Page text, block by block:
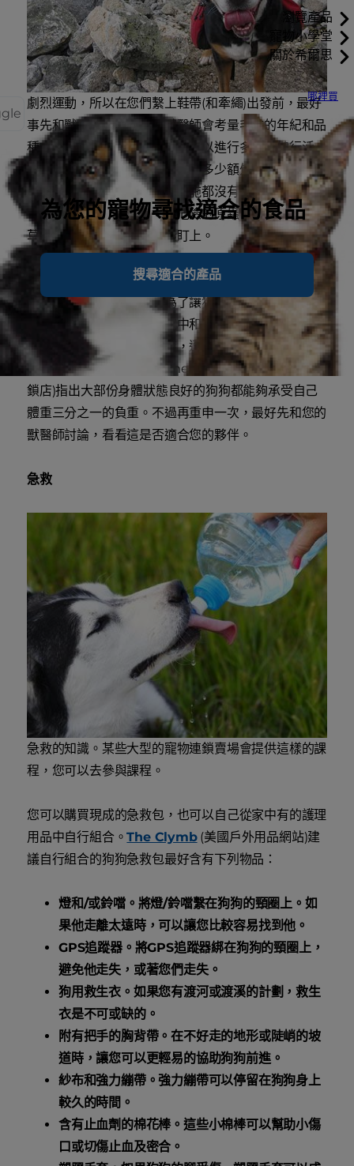
瀏覽產品
寵物小學堂
關於希爾思
哪裡買
為您的寵物尋找適合的食品
搜尋適合的產品
劇烈運動，所以在您們繫上鞋帶(和牽繩)出發前，最好
事先和獸醫師諮詢一下。獸醫師會考量毛孩的年紀和品
種，告訴您這位毛絨絨的同伴可以進行多久的健行活
動，還有健行的日子裡需要補充多少額外的熱量。記得
確保疫苗和其他的預防保健措施都沒有過期，因為他們
可能會因為飲用生水感染到危險的原蟲，或是在路上的
草皮或綠地上被跳蚤和壁蝨盯上。
如果您的狗狗不習慣健行，最好漸進式的增加散步的時
間來讓他慢慢循序漸進。為了讓狗狗習慣穿戴狗用登山
背包，一開始可以讓他在家中和院子裡練習。然後在您
帶他進行較長時間的散步時，逐漸增加包包裡的重量。
REI
(RecreationalEquipment,Inc.;美國戶外用品連
鎖店)指出大部份身體狀態良好的狗狗都能夠承受自己
體重三分之一的負重。不過再重申一次，最好先和您的
獸醫師討論，看看這是否適合您的夥伴。
急救
急救的知識。某些大型的寵物連鎖賣場會提供這樣的課
程，您可以去參與課程。
您可以購買現成的急救包，也可以自己從家中有的護理
用品中自行組合。The Clymb(美國戶外用品網站)建
議自行組合的狗狗急救包最好含有下列物品：
燈和/或鈴噹。將燈/鈴噹繫在狗狗的頸圈上。如
果他走離太遠時，可以讓您比較容易找到他。
GPS追蹤器。將GPS追蹤器綁在狗狗的頸圈上，
避免他走失，或著您們走失。
狗用救生衣。如果您有渡河或渡溪的計劃，救生
衣是不可或缺的。
附有把手的胸背帶。在不好走的地形或陡峭的坡
道時，讓您可以更輕易的協助狗狗前進。
紗布和強力繃帶。強力繃帶可以停留在狗狗身上
較久的時間。
含有止血劑的棉花棒。這些小棉棒可以幫助小傷
口或切傷止血及密合。